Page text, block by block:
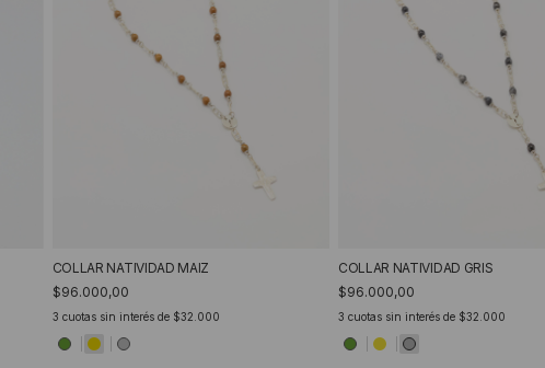
COLLAR NATIVIDAD MAIZ
$96.000,00
3 cuotas sin interés de $32.000
COLLAR NATIVIDAD GRIS
$96.000,00
3 cuotas sin interés de $32.000